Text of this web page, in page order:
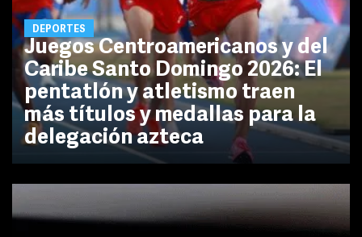
DEPORTES
Juegos Centroamericanos y del
Caribe Santo Domingo 2026: El
pentatlón y atletismo traen
más títulos y medallas para la
delegación azteca